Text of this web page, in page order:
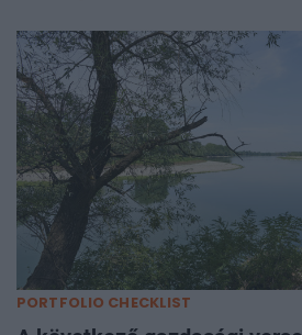
PORTFOLIO CHECKLIST